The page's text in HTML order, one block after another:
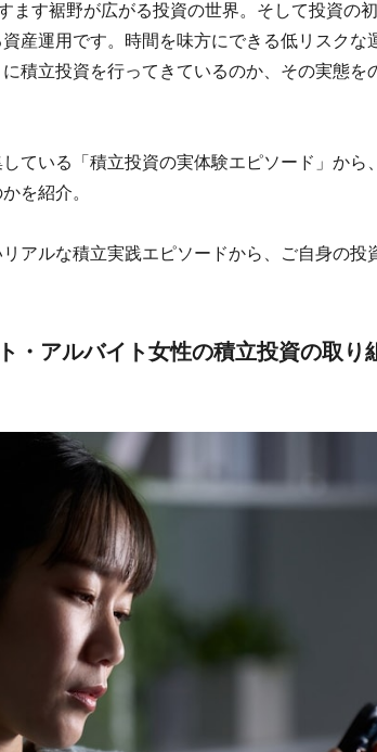
ます裾野が広がる投資の世界。そして投資の
産運用です。時間を味方にできる低リスクな
積立投資を行ってきているのか、その実態を
ている「積立投資の実体験エピソード」から
を紹介。
アルな積立実践エピソードから、ご自身の投
・アルバイト女性の積立投資の取り